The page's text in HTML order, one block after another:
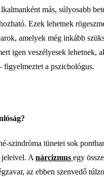
más, súlyosabb
Ezek lehetnek
amelyek még inkább
igen veszélyesek lehetnek,
figyelmeztet a pszichológus.
szindróma tünetei sok
jeleivel. A nárcizmus egy
az ebben szenvedő